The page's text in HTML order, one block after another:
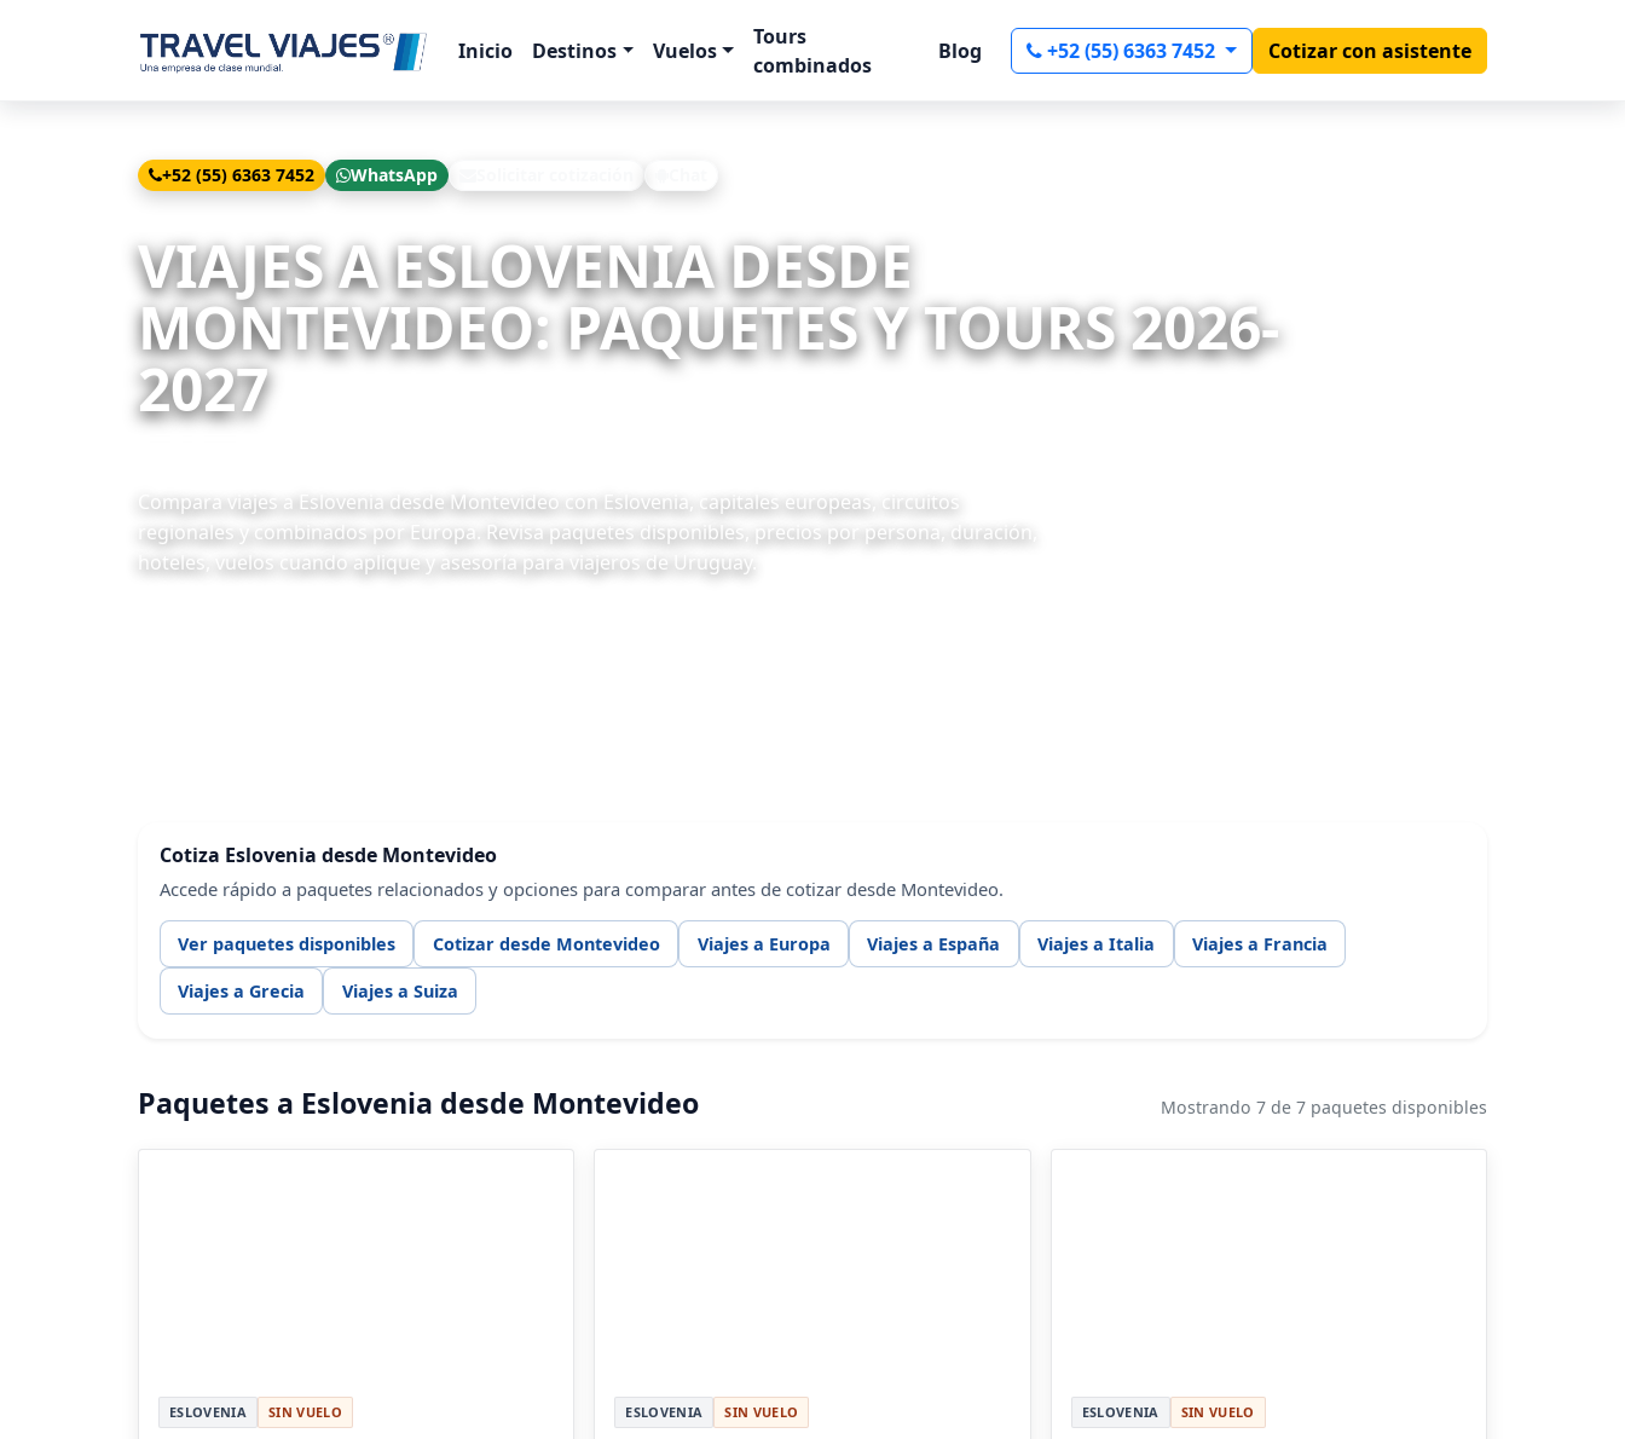
Inicio Destinos Vuelos
Tours
combinados
Blog +52 (55) 6363 7452 Cotizar con asistente
+52 (55) 6363 7452 WhatsApp
VIAJES A ESLOVENIA DESDE
MONTEVIDEO: PAQUETES Y TOURS 2026-
2027
Compara viajes a Eslovenia desde Montevideo con Eslovenia, capitales europeas, circuitos
regionales y combinados por Europa. Revisa paquetes disponibles, precios por persona, duración,
hoteles, vuelos cuando aplique y asesoría para viajeros de Uruguay.
Cotiza Eslovenia desde Montevideo
Accede rápido a paquetes relacionados y opciones para comparar antes de cotizar desde Montevideo.
Ver paquetes disponibles Cotizar desde Montevideo Viajes a Europa Viajes a España Viajes a Italia Viajes a Francia
Viajes a Grecia Viajes a Suiza
Paquetes a Eslovenia desde Montevideo Mostrando 7 de 7 paquetes disponibles
ESLOVENIA SIN VUELO ESLOVENIA SIN VUELO ESLOVENIA SIN VUELO